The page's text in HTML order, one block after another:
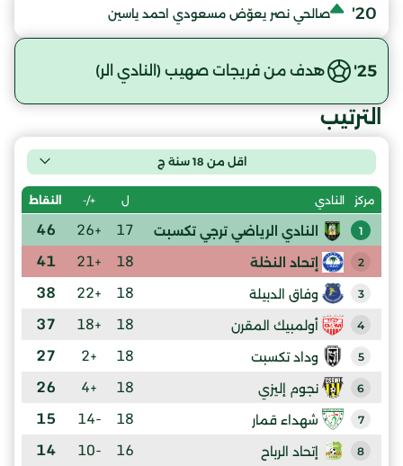
20' صالحي نصر يعوّض مسعودي احمد ياسين
25' هدف من فريجات صهيب (النادي الر)
الترتيب
اقل من 18 سنة ج
مركز النادي ل +/- النقاط
1 النادي الرياضي ترجي تكسبت 17
+26
46
2 إتحاد النخلة 18
+21
41
3 وفاق الدبيلة 18
+22
38
4 أولمبيك المقرن 18
+18
37
5 وداد تكسبت 18
+2
27
6 نجوم إليزي 18
+4
26
7 شهداء قمار 18
-14
15
8 إتحاد الرباح 16
-10
14